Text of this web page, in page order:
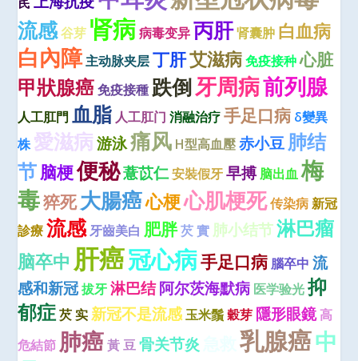
流感 谷芽 肾病 病毒变异 丙肝肾囊肿 白血病
白內障主动脉夹层 丁肝艾滋病 免疫接种 心脏
甲狀腺癌 免疫接種 跌倒牙周病前列腺
人工肛門 血脂 人工肛门 消融治疗 手足口病 δ變異
株 愛滋病 游泳痛风 H型高血壓 赤小豆肺结
节脑梗便秘薏苡仁安裝假牙 早搏 脑出血 梅
毒猝死大腸癌心梗心肌梗死传染病 新冠
診療 流感 牙齒美白 肥胖芡 實 肺小结节淋巴瘤
脑卒中 肝癌冠心病手足口病 腦卒中 流
感和新冠拔牙 淋巴结阿尔茨海默病 医学验光 抑
郁症 芡 实 新冠不是流感玉米鬚 穀芽 隱形眼鏡高
危結節 肺癌 黃 豆 骨关节炎 乳腺癌中